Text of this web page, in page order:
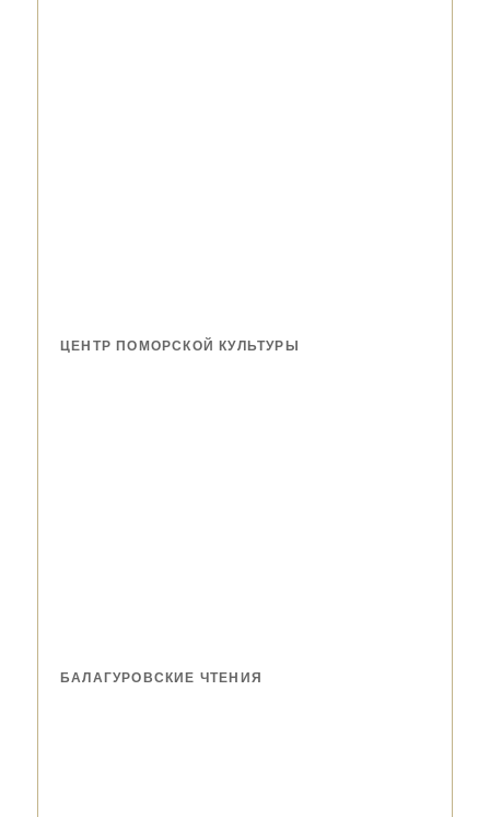
ЦЕНТР ПОМОРСКОЙ КУЛЬТУРЫ
БАЛАГУРОВСКИЕ ЧТЕНИЯ